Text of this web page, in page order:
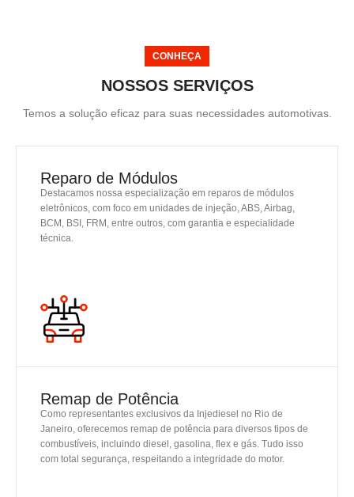
CONHEÇA
NOSSOS SERVIÇOS
Temos a solução eficaz para suas necessidades automotivas.
Reparo de Módulos
Destacamos nossa especialização em reparos de módulos
eletrônicos, com foco em unidades de injeção, ABS, Airbag,
BCM, BSI, FRM, entre outros, com garantia e especialidade
técnica.
Remap de Potência
Como representantes exclusivos da Injediesel no Rio de
Janeiro, oferecemos remap de potência para diversos tipos de
combustíveis, incluindo diesel, gasolina, flex e gás. Tudo isso
com total segurança, respeitando a integridade do motor.